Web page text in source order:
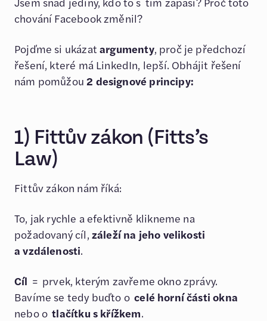
chování Facebook změnil?
Pojďme si ukázatargumenty, proč je předchozí
řešení, které má LinkedIn, lepší. Obhájit řešení
nám pomůžou2 designové principy:
1) Fittův zákon (Fitts’s
Law)
Fittův zákon nám říká:
To, jak rychle a efektivně klikneme na
požadovaný cíl, záleží na jeho velikosti
a vzdálenosti.
Cíl = prvek, kterým zavřeme okno zprávy.
Bavíme se tedy buďto ocelé horní části okna
nebo otlačítku s křížkem.